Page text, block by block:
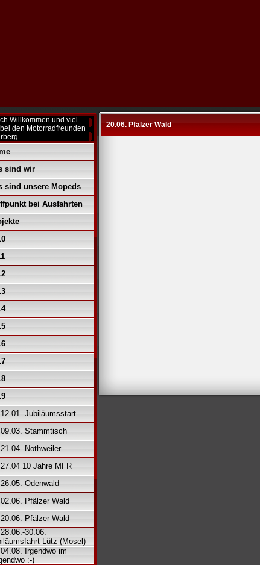
Willkommen und viel
den Motorradfreunden
sind wir
sind unsere Mopeds
bei Ausfahrten
Jubiläumsstart
Stammtisch
Nothweiler
10 Jahre MFR
Odenwald
Pfälzer Wald
Pfälzer Wald
30.06.
Lütz (Mosel)
Irgendwo im
:-)
20.06. Pfälzer Wald